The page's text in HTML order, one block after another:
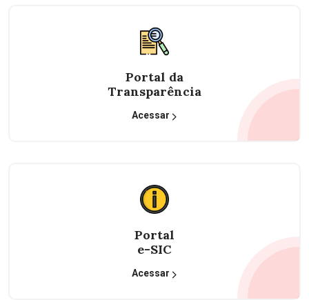
Portal da
Transparência
Acessar
Portal
e-SIC
Acessar